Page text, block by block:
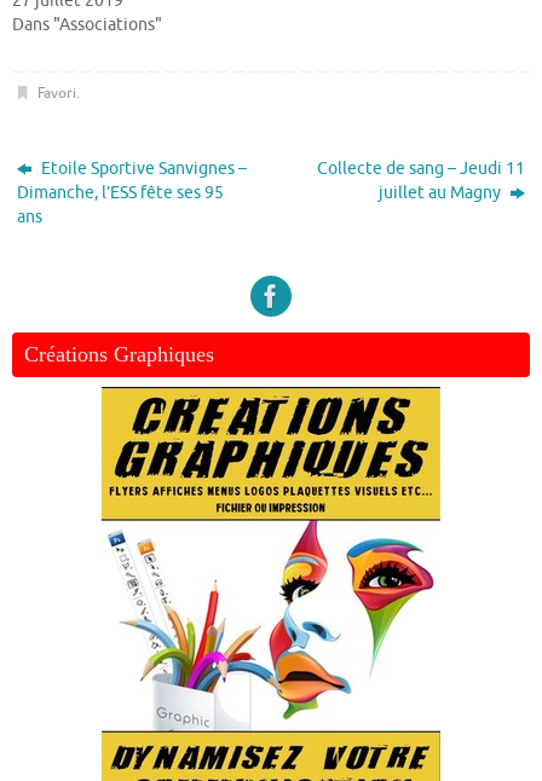
Dans "Associations"
Favori.
Etoile Sportive Sanvignes –
Dimanche, l’ESS fête ses 95
ans
Collecte de sang – Jeudi 11
juillet au Magny
Créations Graphiques